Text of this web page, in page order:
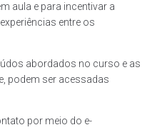
aula e para incentivar a
entre os
abordados no curso e as
podem ser acessadas
por meio do e-